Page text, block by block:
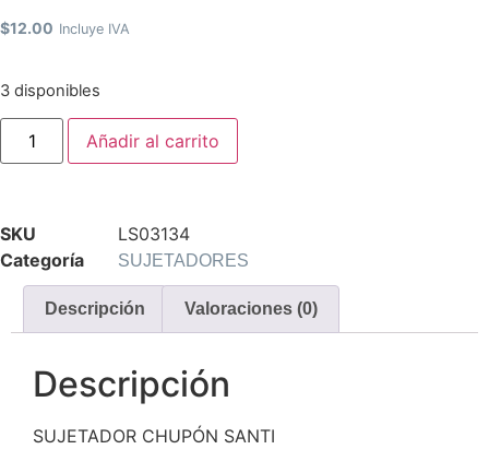
$12.00 Incluye IVA
3 disponibles
Añadir al carrito
SKU
LS03134
Categoría
SUJETADORES
Descripción Valoraciones (0)
Descripción
SUJETADOR CHUPÓN SANTI